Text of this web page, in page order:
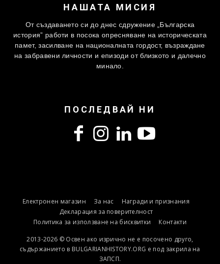
НАШАТА МИСИЯ
От създаването си до днес сдружение „Българска
история” работи в посока опресняване на историческата
памет, засилване на националната гордост, възраждане
на забравени личности и епизоди от близкото и далечно
минало.
ПОСЛЕДВАЙ НИ
Електронен магазин За нас
Награди и признания
Декларация за поверителност
Политика за използване на бисквитки
Контакти
2013-2026 © Освен ако изрично не е посочено друго,
съдържанието в BULGARIANHISTORY.ORG е под закрила на
ЗАПСП.